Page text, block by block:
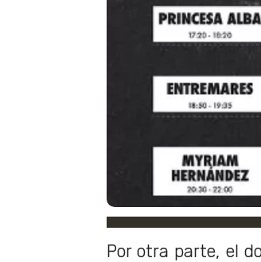
Por otra parte, el